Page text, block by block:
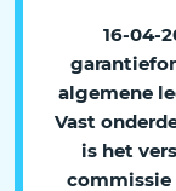
16-04-
algemene
Vast
is het
commissie